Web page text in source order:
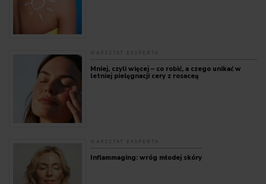
WARSZTAT EKSPERTA
Mniej, czyli więcej – co robić, a czego unikać w
letniej pielęgnacji cery z rosaceą
WARSZTAT EKSPERTA
Inflammaging: wróg młodej skóry